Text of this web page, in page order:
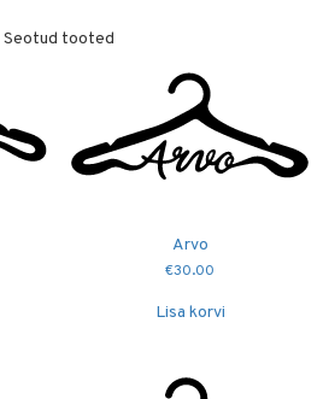
Seotud tooted
Arvo
€30.00
Lisa korvi